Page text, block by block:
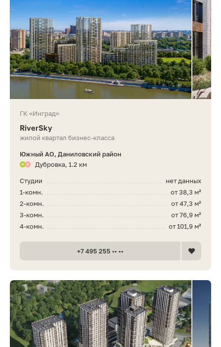
ГК «Инград»
RiverSky
жилой квартал бизнес-класса
Южный АО, Даниловский район
Дубровка, 1.2 км
нет данных
Студии
от 38,3 м²
1-комн.
от 47,3 м²
2-комн.
от 76,9 м²
3-комн.
от 101,9 м²
4-комн.
+7 495 255 •• ••